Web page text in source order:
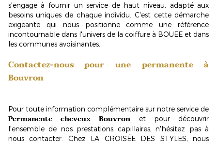
s'engage à fournir un service de haut niveau, adapté aux
besoins uniques de chaque individu. C'est cette démarche
exigeante qui nous positionne comme une référence
incontournable dans l'univers de la coiffure à BOUEE et dans
les communes avoisinantes.
Contactez-nous pour une permanente à
Bouvron
Pour toute information complémentaire sur notre service de
Permanente cheveux Bouvron et pour découvrir
l'ensemble de nos prestations capillaires, n'hésitez pas à
nous contacter. Chez LA CROISÉE DES STYLES, nous